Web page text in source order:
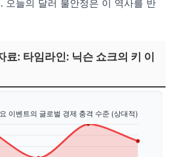
오늘의 달러 불안정은 이 역사를 반
료: 타임라인: 닉슨 쇼크의 키 이